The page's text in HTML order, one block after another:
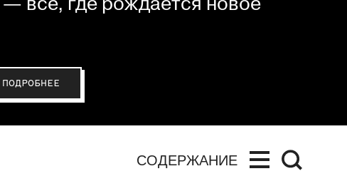
СОДЕРЖАНИЕ